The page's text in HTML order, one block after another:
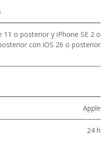
11 o posterior y iPhone SE 2 o
con iOS 26 o posterior
Apple
24 h